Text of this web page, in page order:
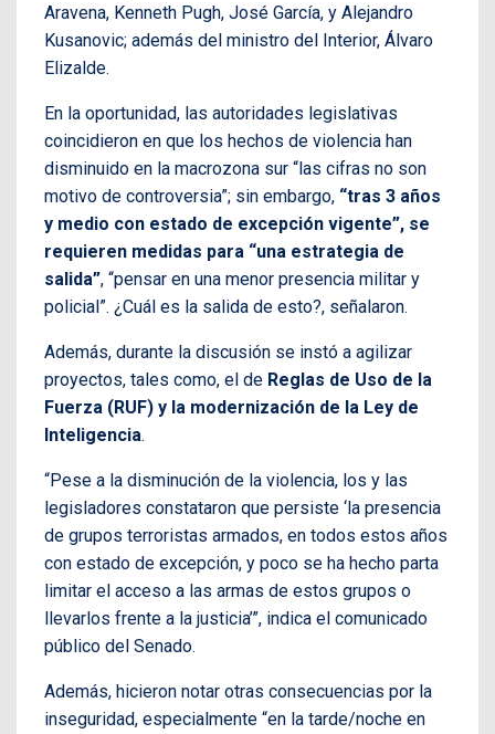
Aravena, Kenneth Pugh, José García, y Alejandro
Kusanovic; además del ministro del Interior, Álvaro
Elizalde.
En la oportunidad, las autoridades legislativas
coincidieron en que los hechos de violencia han
disminuido en la macrozona sur “las cifras no son
motivo de controversia”; sin embargo, “tras 3 años
y medio con estado de excepción vigente”, se
requieren medidas para “una estrategia de
salida”, “pensar en una menor presencia militar y
policial”. ¿Cuál es la salida de esto?, señalaron.
Además, durante la discusión se instó a agilizar
proyectos, tales como, el de Reglas de Uso de la
Fuerza (RUF) y la modernización de la Ley de
Inteligencia.
“Pese a la disminución de la violencia, los y las
legisladores constataron que persiste ‘la presencia
de grupos terroristas armados, en todos estos años
con estado de excepción, y poco se ha hecho parta
limitar el acceso a las armas de estos grupos o
llevarlos frente a la justicia’”, indica el comunicado
público del Senado.
Además, hicieron notar otras consecuencias por la
inseguridad, especialmente “en la tarde/noche en